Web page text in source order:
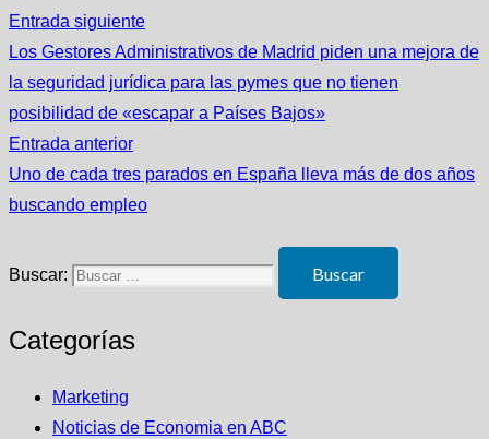
Entrada siguiente
Los Gestores Administrativos de Madrid piden una mejora de
la seguridad jurídica para las pymes que no tienen
posibilidad de «escapar a Países Bajos»
Entrada anterior
Uno de cada tres parados en España lleva más de dos años
buscando empleo
Buscar:
Categorías
Marketing
Noticias de Economia en ABC